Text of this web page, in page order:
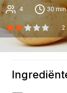
4 30 min
2